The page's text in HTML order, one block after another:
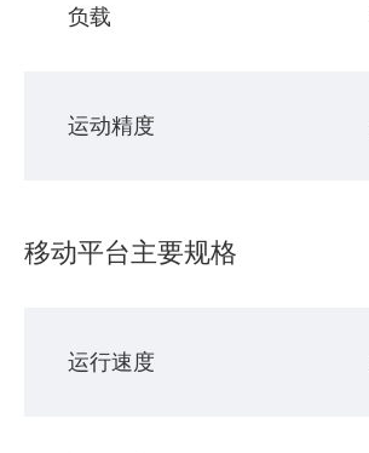
负载
运动精度
移动平台主要规格
运行速度